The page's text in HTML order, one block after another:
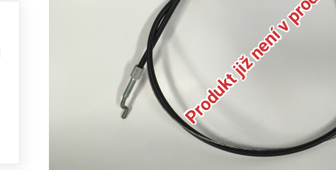
Produkt již není v prodeji